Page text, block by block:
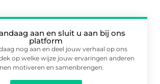
aan en sluit u aan bij ons
platform
nog aan en deel jouw verhaal op ons
op welke wijze jouw ervaringen anderen
motiveren en samenbrengen.